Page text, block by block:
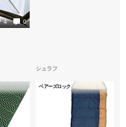
4 0
シュラフ
ベアーズロック